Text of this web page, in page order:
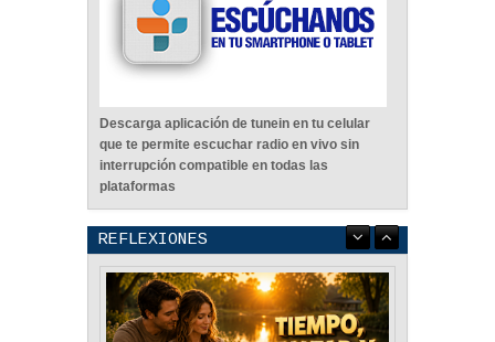
Descarga aplicación de tunein en tu celular
que te permite escuchar radio en vivo sin
interrupción compatible en todas las
plataformas
REFLEXIONES